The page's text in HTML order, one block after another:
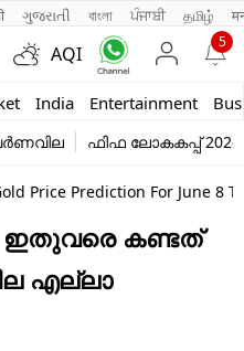
ગુજરાતી বাংলা ਪੰਜਾਬੀ தமிழ்
AQI
5
India Entertainment
ഫിഫ ലോകകപ്പ് 2026
Price Prediction For June 8
ഇതുവരെ കണ്ടത്
എല്ലാ